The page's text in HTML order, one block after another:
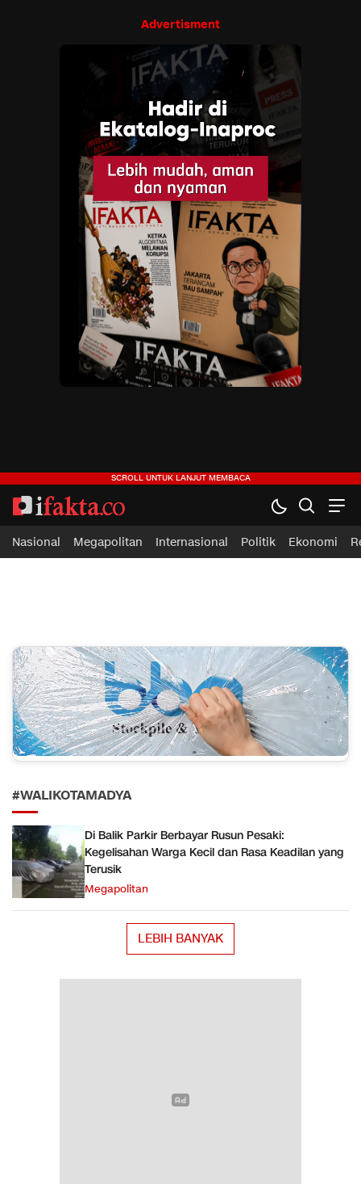
Advertisment
ifakta.co
#pastibenar
Nasional Megapolitan Internasional Politik Ekonomi
#WALIKOTAMADYA
Di Balik Parkir Berbayar Rusun Pesaki:
Kegelisahan Warga Kecil dan Rasa Keadilan yang
Terusik
Megapolitan
LEBIH BANYAK